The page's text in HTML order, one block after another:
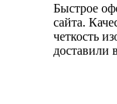
Быстрое
сайта.
четкость
доставили